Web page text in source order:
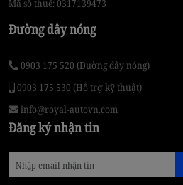
Mã số thuế: 0317139473
Đường dây nóng
0903 175 520 (Đường dây nóng)
0903 175 530 (Hỗ trợ kỹ thuật)
info@royal-autovn.com
Đăng ký nhận tin